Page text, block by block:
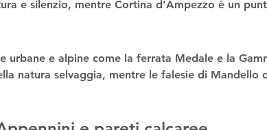
e silenzio, mentre Cortina d’Ampezzo è un
urbane e alpine come la ferrata Medale e la
natura selvaggia, mentre le falesie di Mandello